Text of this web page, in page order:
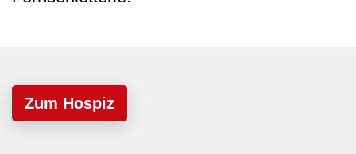
Zum Hospiz